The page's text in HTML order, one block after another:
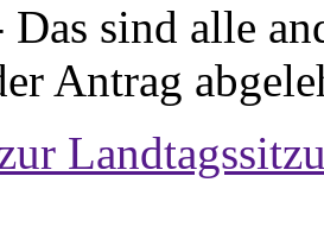
Das sind alle
Antrag